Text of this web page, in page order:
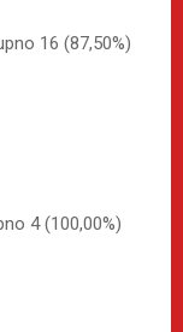
16 (87,50%)
4 (100,00%)